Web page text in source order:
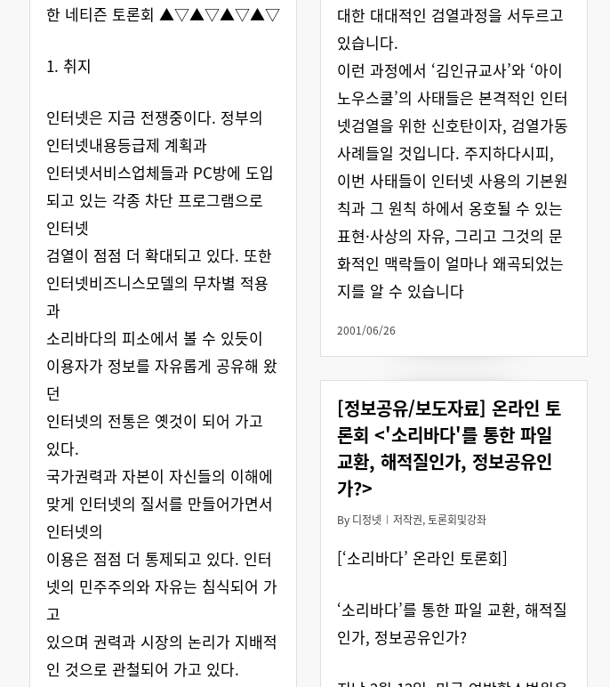
대한 대대적인 검열과정을 서두르고
있습니다.
이런 과정에서 ‘김인규교사’와 ‘아이
노우스쿨’의 사태들은 본격적인 인터
넷검열을 위한 신호탄이자, 검열가동
사례들일 것입니다. 주지하다시피,
이번 사태들이 인터넷 사용의 기본원
칙과 그 원칙 하에서 옹호될 수 있는
표현·사상의 자유, 그리고 그것의 문
화적인 맥락들이 얼마나 왜곡되었는
지를 알 수 있습니다
2001/06/26
한 네티즌 토론회 ▲▽▲▽▲▽▲▽
1. 취지
인터넷은 지금 전쟁중이다. 정부의
인터넷내용등급제 계획과
인터넷서비스업체들과 PC방에 도입
되고 있는 각종 차단 프로그램으로
인터넷
검열이 점점 더 확대되고 있다. 또한
인터넷비즈니스모델의 무차별 적용
과
소리바다의 피소에서 볼 수 있듯이
이용자가 정보를 자유롭게 공유해 왔
던
인터넷의 전통은 옛것이 되어 가고
있다.
국가권력과 자본이 자신들의 이해에
맞게 인터넷의 질서를 만들어가면서
인터넷의
이용은 점점 더 통제되고 있다. 인터
넷의 민주주의와 자유는 침식되어 가
고
있으며 권력과 시장의 논리가 지배적
인 것으로 관철되어 가고 있다.
[정보공유/보도자료] 온라인 토
론회 <'소리바다'를 통한 파일
교환, 해적질인가, 정보공유인
가?>
By 디정넷 저작권, 토론회및강좌
[‘소리바다’ 온라인 토론회]
‘소리바다’를 통한 파일 교환, 해적질
인가, 정보공유인가?